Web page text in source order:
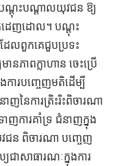
បណ្តុះបណ្តាលយុវជន ឱ្យ
កដេញដោល។ បណ្តុះ
ែលពួកគេជួបប្រទះ
នភាពក្លាហាន ចេះប្រើ
ារបញ្ចេញមតិដើម្បី
ាញនៃការត្រិះរិះពិចារណា
ាញការគាំទ្រ ជំនាញក្នុង
ជន ពិចារណា បញ្ចេញ
ាសាធារណៈក្នុងការ